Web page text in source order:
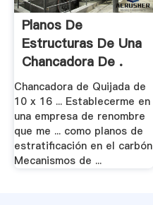
Planos De
Estructuras De Una
Chancadora De .
Chancadora de Quijada de
10 x 16 ... Establecerme en
una empresa de renombre
que me ... como planos de
estratificación en el carbón
Mecanismos de ...